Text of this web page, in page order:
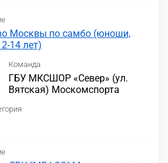
Москвы по самбо (юноши,
14 лет)
Команда
ГБУ МКСШОР «Север» (ул.
Вятская) Москомспорта